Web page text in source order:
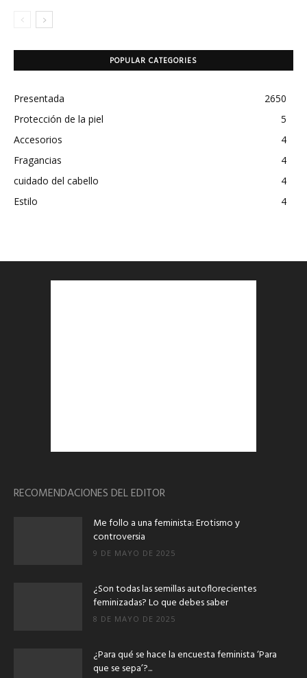
POPULAR CATEGORIES
Presentada
2650
Protección de la piel
5
Accesorios
4
Fragancias
4
cuidado del cabello
4
Estilo
4
RECOMENDACIONES DEL EDITOR
Me follo a una feminista: Erotismo y
controversia
9 DE MAYO DE 2025
¿Son todas las semillas autoflorecientes
feminizadas? Lo que debes saber
8 DE MAYO DE 2025
¿Para qué se hace la encuesta feminista ‘Para
que se sepa’?...